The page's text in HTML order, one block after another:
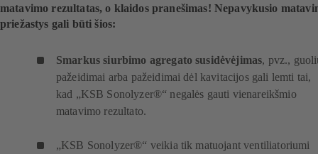
matavimo rezultatas, o klaidos pranešimas! Nepavykusio
priežastys gali būti šios:
Smarkus siurbimo agregato susidėvėjimas, pvz.,
pažeidimai arba pažeidimai dėl kavitacijos gali lemti tai,
kad „KSB Sonolyzer®“ negalės gauti vienareikšmio
matavimo rezultato.
„KSB Sonolyzer®“ veikia tik matuojant ventiliatoriumi